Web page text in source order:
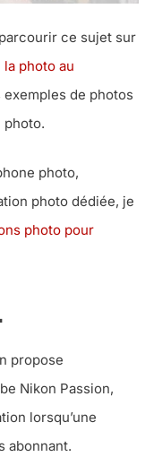
ce sujet sur
photo au
de photos
photo.
photo,
photo dédiée, je
photo pour
propose
Nikon Passion,
lorsqu’une
abonnant.